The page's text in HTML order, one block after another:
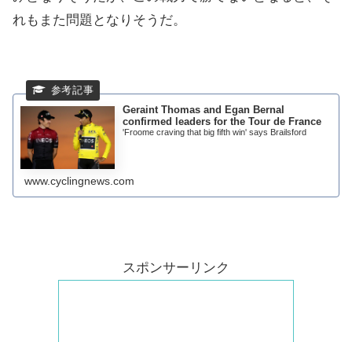
れもまた問題となりそうだ。
Geraint Thomas and Egan Bernal
confirmed leaders for the Tour de France
'Froome craving that big fifth win' says Brailsford
www.cyclingnews.com
スポンサーリンク